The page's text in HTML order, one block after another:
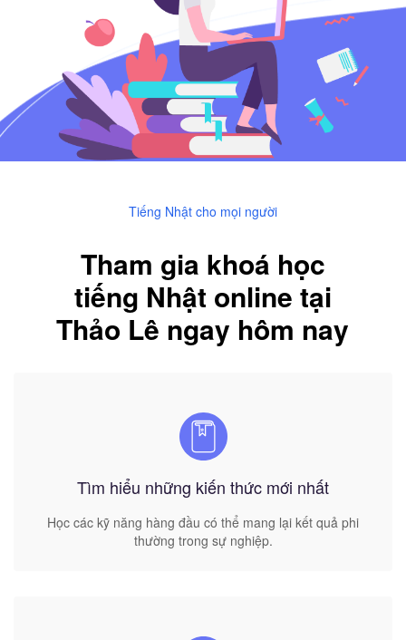
Tiếng Nhật cho mọi người
Tham gia khoá học
tiếng Nhật online tại
Thảo Lê ngay hôm nay
Tìm hiểu những kiến thức mới nhất
Học các kỹ năng hàng đầu có thể mang lại kết quả phi
thường trong sự nghiệp.